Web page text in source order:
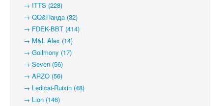
→ ITTS (228)
→ QQ&Панда (32)
→ FDEK-BBT (414)
→ M&L Alex (14)
→ Gollmony (17)
→ Seven (56)
→ ARZO (56)
→ Ledicai-Ruixin (48)
→ Lion (146)